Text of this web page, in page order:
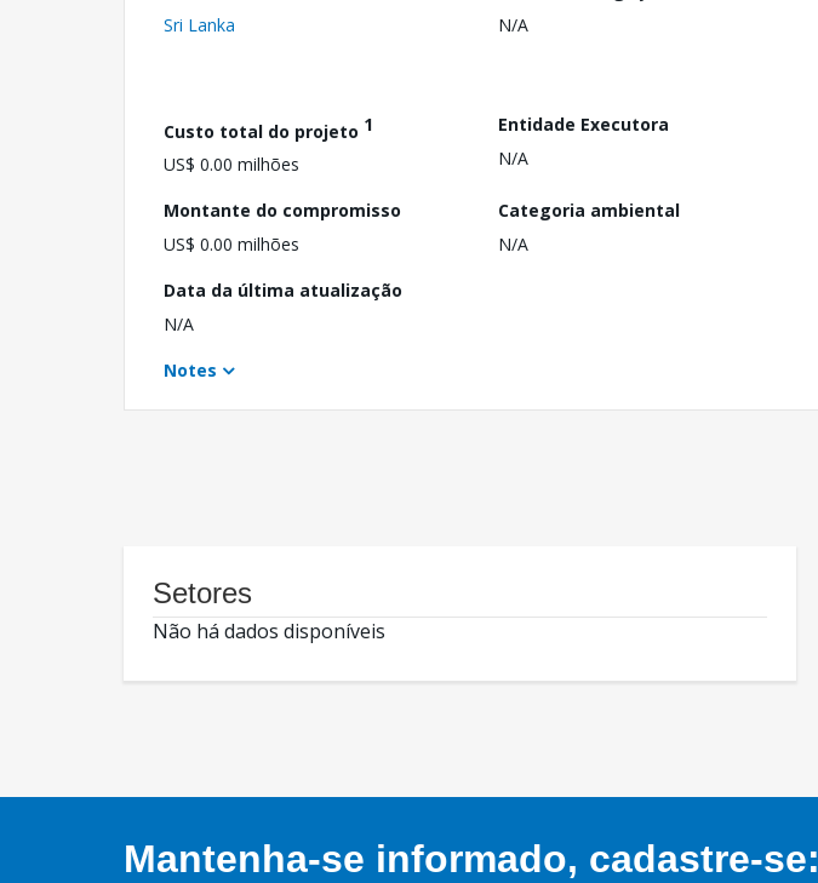
Sri Lanka
N/A
Custo total do projeto 1
US$ 0.00 milhões
Entidade Executora
N/A
Montante do compromisso
US$ 0.00 milhões
Categoria ambiental
N/A
Data da última atualização
N/A
Notes
Setores
Não há dados disponíveis
Mantenha-se informado, cadastre-se: